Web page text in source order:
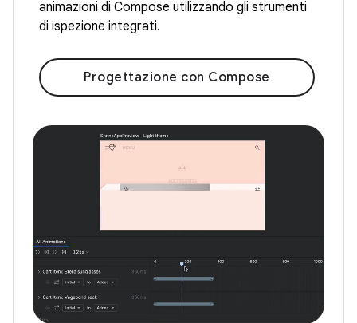
animazioni di Compose utilizzando gli strumenti
di ispezione integrati.
Progettazione con Compose